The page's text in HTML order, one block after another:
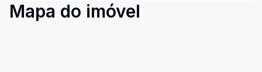
Mapa do imóvel